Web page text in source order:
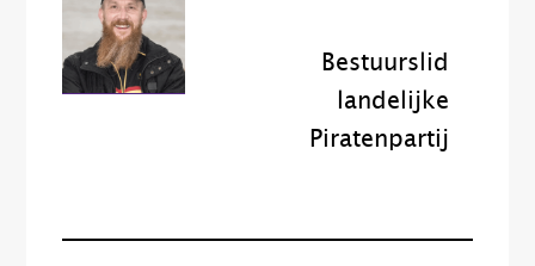
Bestuurslid
landelijke
Piratenpartij